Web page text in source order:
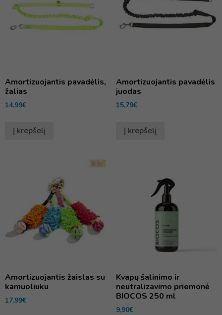
Amortizuojantis pavadėlis,
žalias
14,99€
Į krepšelį
Amortizuojantis pavadėlis
juodas
15,79€
Į krepšelį
Amortizuojantis žaislas su
kamuoliuku
17,99€
Kvapų šalinimo ir
neutralizavimo priemonė
BIOCOS 250 ml
9,90€